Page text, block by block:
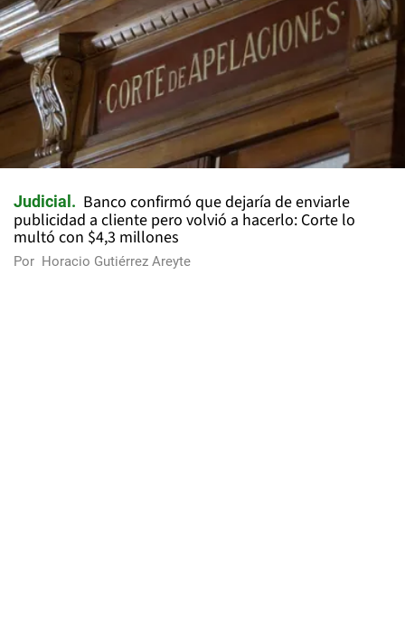
Judicial
Banco confirmó que dejaría de enviarle
publicidad a cliente pero volvió a hacerlo: Corte lo
multó con $4,3 millones
Por Horacio Gutiérrez Areyte